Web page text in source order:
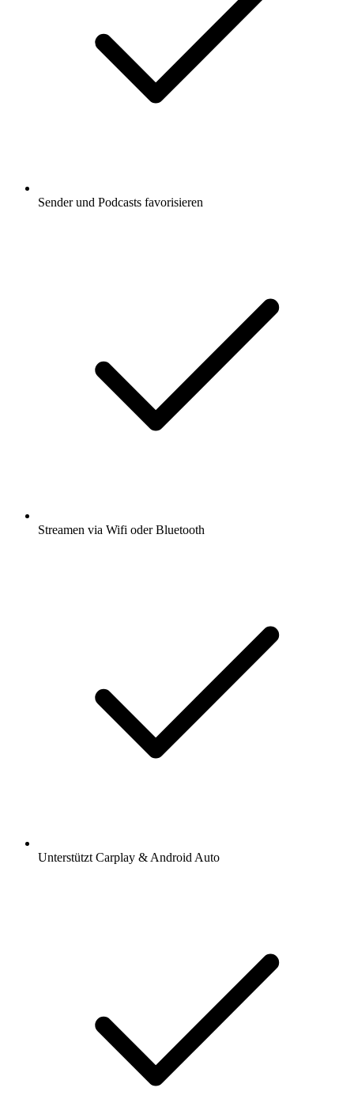
Sender und Podcasts favorisieren
Streamen via Wifi oder Bluetooth
Unterstützt Carplay & Android Auto